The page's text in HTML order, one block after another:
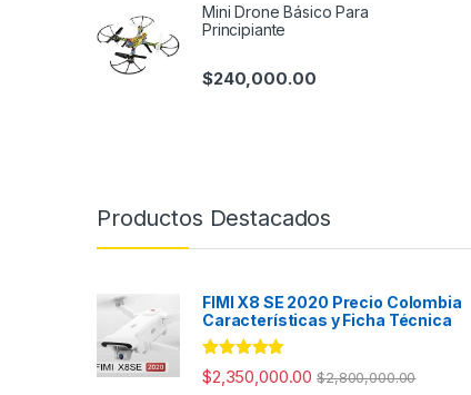
Mini Drone Básico Para
Principiante
$240,000.00
Productos Destacados
FIMI X8 SE 2020 Precio Colombia
Características y Ficha Técnica
Valorado con
5.00de 5
$2,350,000.00 $2,800,000.00